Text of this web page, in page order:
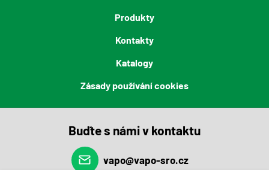
Produkty
Kontakty
Katalogy
Zásady používání cookies
Buďte s námi v kontaktu
vapo@vapo-sro.cz